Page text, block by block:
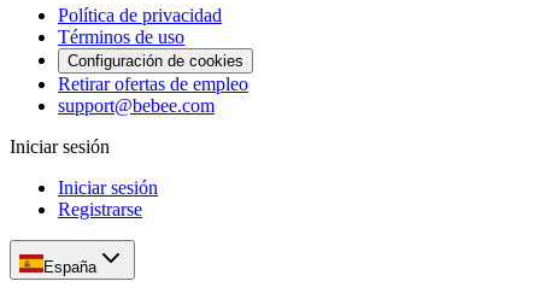
Política de privacidad
Términos de uso
Configuración de cookies
Retirar ofertas de empleo
support@bebee.com
Iniciar sesión
Iniciar sesión
Registrarse
España